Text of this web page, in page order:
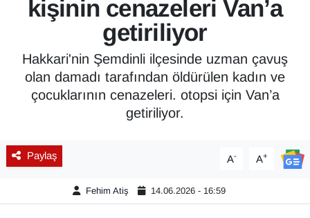
kişinin cenazeleri Van’a
getiriliyor
Hakkari'nin Şemdinli ilçesinde uzman çavuş
olan damadı tarafından öldürülen kadın ve
çocuklarının cenazeleri. otopsi için Van’a
getiriliyor.
Paylaş A- A+
Fehim Atiş 14.06.2026 - 16:59
Bölge Haberleri
ÇEVRE
Deprem
Diğer
DÜNYA
Süper Lig Puan Durumu ve Fikstür
Tüm Manşetler
Son Dakika Haberleri